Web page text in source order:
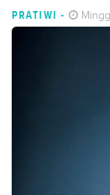
PRATIWI -